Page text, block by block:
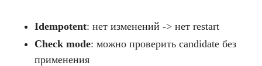
Idempotent: нет изменений -> нет restart
Check mode: можно проверить candidate без
применения